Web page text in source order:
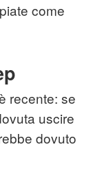
come
recente: se
uscire
dovuto